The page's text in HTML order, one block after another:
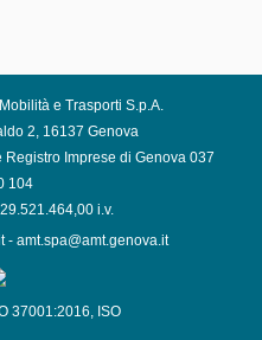
e Trasporti S.p.A.
2, 16137 Genova
Registro Imprese di Genova 037
104
i.v.
- amt.spa@amt.genova.it
37001:2016, ISO